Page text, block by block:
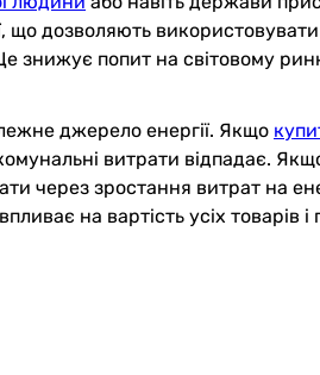
що дозволяють
знижує попит на світовому
джерело енергії. Якщо
витрати відпадає.
через зростання витрат на
на вартість усіх товарів і